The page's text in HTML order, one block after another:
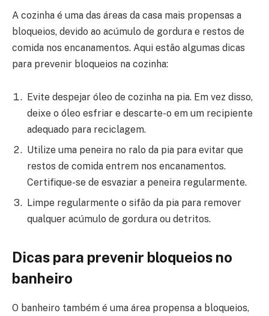
A cozinha é uma das áreas da casa mais propensas a
bloqueios, devido ao acúmulo de gordura e restos de
comida nos encanamentos. Aqui estão algumas dicas
para prevenir bloqueios na cozinha:
Evite despejar óleo de cozinha na pia. Em vez disso,
deixe o óleo esfriar e descarte-o em um recipiente
adequado para reciclagem.
Utilize uma peneira no ralo da pia para evitar que
restos de comida entrem nos encanamentos.
Certifique-se de esvaziar a peneira regularmente.
Limpe regularmente o sifão da pia para remover
qualquer acúmulo de gordura ou detritos.
Dicas para prevenir bloqueios no
banheiro
O banheiro também é uma área propensa a bloqueios,